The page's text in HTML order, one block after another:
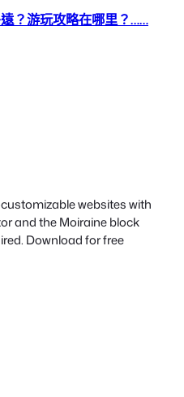
？游玩攻略在哪里？……
websites with
and the Moiraine block
Download for free